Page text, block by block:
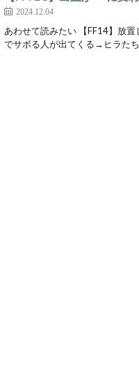
2024.12.04
あわせて読みたい 【FF14】放
でサボる人が出てくる→ヒラた